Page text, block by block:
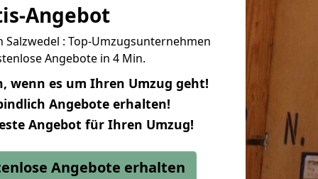
Angebot
: Top-Umzugsunternehmen
Angebote in 4 Min.
wenn es um Ihren Umzug geht!
Angebote erhalten!
Angebot für Ihren Umzug!
Angebote erhalten